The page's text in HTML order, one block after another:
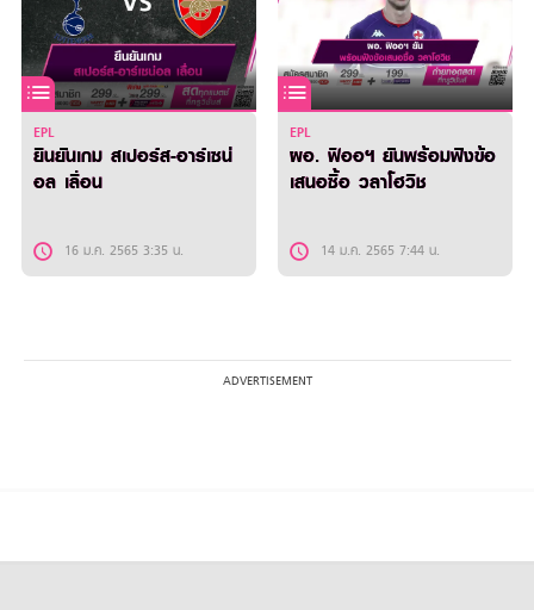
EPL
ยืนยันเกม สเปอร์ส-อาร์เซน่
อล เลื่อน
16 ม.ค. 2565 3:35 น.
EPL
ผอ. ฟิออฯ ยันพร้อมฟังข้อ
เสนอซื้อ วลาโฮวิช
14 ม.ค. 2565 7:44 น.